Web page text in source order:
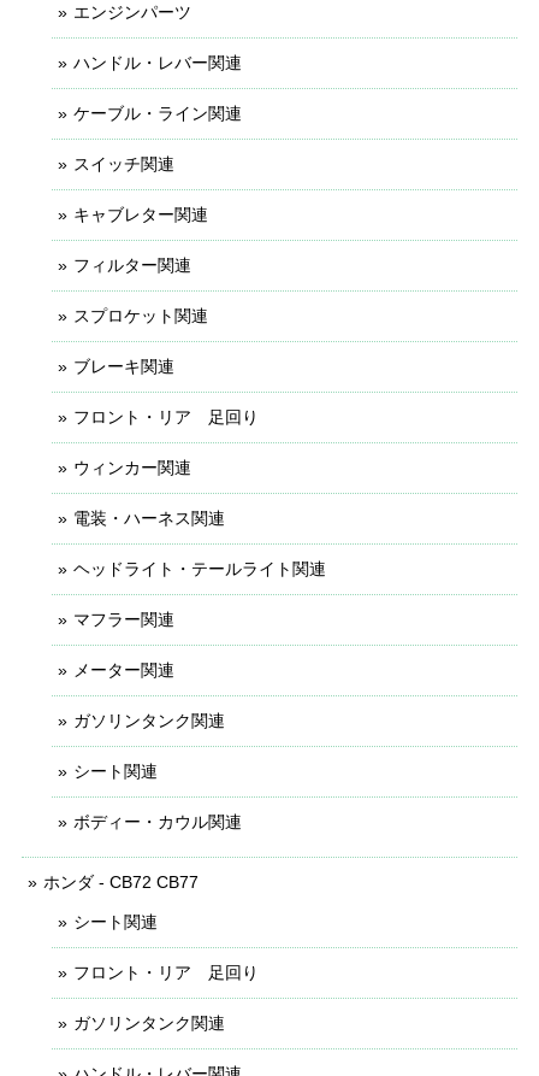
エンジンパーツ
ハンドル・レバー関連
ケーブル・ライン関連
スイッチ関連
キャブレター関連
フィルター関連
スプロケット関連
ブレーキ関連
フロント・リア 足回り
ウィンカー関連
電装・ハーネス関連
ヘッドライト・テールライト関連
マフラー関連
メーター関連
ガソリンタンク関連
シート関連
ボディー・カウル関連
ホンダ - CB72 CB77
シート関連
フロント・リア 足回り
ガソリンタンク関連